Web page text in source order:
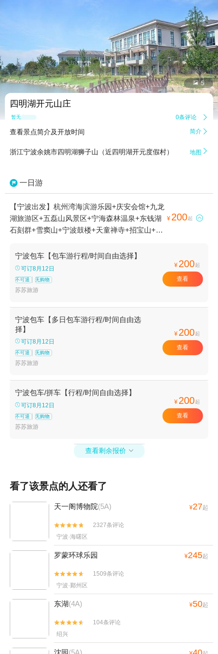
 5
四明湖开元山庄
暂无点评 0条评论 
查看景点简介及开放时间 简介 
浙江宁波余姚市四明湖狮子山（近四明湖开元度假村） 地图 
一日游
【宁波出发】杭州湾海滨游乐园+庆安会馆+九龙
湖旅游区+五磊山风景区+宁海森林温泉+东钱湖
石刻群+雪窦山+宁波鼓楼+天童禅寺+招宝山+宁
旅游区+丹山赤水+梅山岛+溪口-滕头旅游景区
+梁祝景区+宁波总工会旧址+四明山国家森林公
园+普陀山风景区+郑氏十七房+天童国家森林公
园+宁波服装博物馆+宁波九峰山景区+东钱湖
古建筑博物馆+陶公岛风景区+溪口博物馆+东钱
湖福泉山景区+东钱湖小普陀+宁波帮文化旅游区
+不周神山景区+东钱湖陶公岛景区+杭州湾国家
湿地公园+宁波海天一洲景区+象山石浦檀头山岛
欢乐谷+宁波海洋世界+宁波博物院+岩头古村漂
流+宁波奇e国+象山鲤龙潭森林公园+象山民俗
文化村+人间弥勒(雪窦寺)+四明湖+老外滩+五磊
寺+宁波三江口+千丈岩+白水冲瀑布+四明山庄
+溪口斑竹漂流+石浦捕鱼+宁波万竹漂流+东钱
+宁波3D艺术节+宁波文化广场冰雪文化节+宁波
邦体育场+罗蒙环球乐园+宁波大剧院+慈溪达蓬
方特东方神画+宁波本地玩乐+象山御海湾沙滩
+岩头古村奇遇谷+宁波植物园+杭州湾萤火虫城
堡+宁波文昌阁+溪口小洋房+妙高台+雪窦山招
待所+溪口老街+《梦回溪口》民国文化演艺秀
+东海半边山旅游度假区+宁波观澜休闲农庄+象
分手照相馆+梅山湾冰雪大世界+梅山湾冰雪大世
界+滕头德宝乐园+滕头生态旅游区+象山龙屿乡
【宁波】话剧《杏仁豆腐心》+梅山湾沙滩公园
+宁波那须温泉+东钱湖游船+宁波红星冰雪世界
+宁波方特东方欲晓+宁波万象城摩天轮+象山精
¥ 200起 
宁波包车【包车游行程/时间自由选择】
可订8月12日
不可退 无购物
苏苏旅游
¥ 200起
查看
宁波包车【多日包车游行程/时间自由选
择】
可订8月12日
不可退 无购物
苏苏旅游
¥ 200起
查看
宁波包车/拼车【行程/时间自由选择】
可订8月12日
不可退 无购物
苏苏旅游
¥ 200起
查看
查看剩余报价 
看了该景点的人还看了
天一阁博物院(5A) ¥27起


2327条评论
宁波·海曙区
罗蒙环球乐园 ¥245起


1509条评论
宁波·鄞州区
东湖(4A) ¥50起


104条评论
绍兴
沈园(5A)